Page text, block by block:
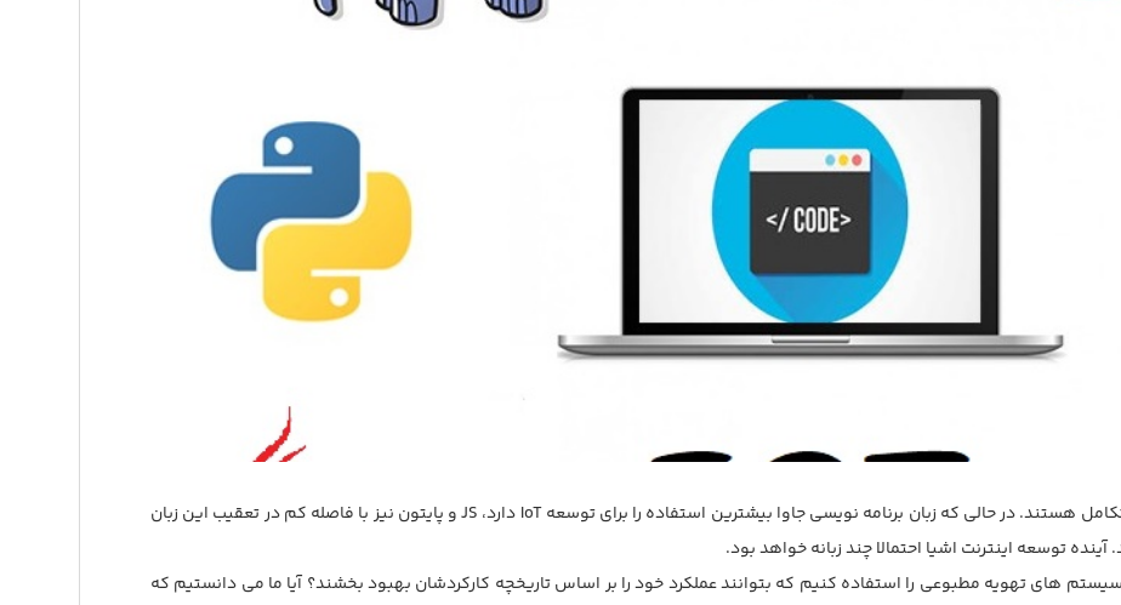
زبان های برنامه نویسی روز به روز در حال توسعه و تکامل هستند. در حالی که زبان برنامه نویسی جاوا بیشترین استفاده را برای توسعه IoT دارد، JS و پایتون نیز با فاصله کم در تعقیب این زبان
توسعه اینترنت اشیا احتمالا چند زبانه خواهد بود.
های تهویه مطبوعی را استفاده کنیم که بتوانند عملکرد خود را بر اساس تاریخچه کارکردشان بهبود بخشند؟ آیا ما می دانستیم که